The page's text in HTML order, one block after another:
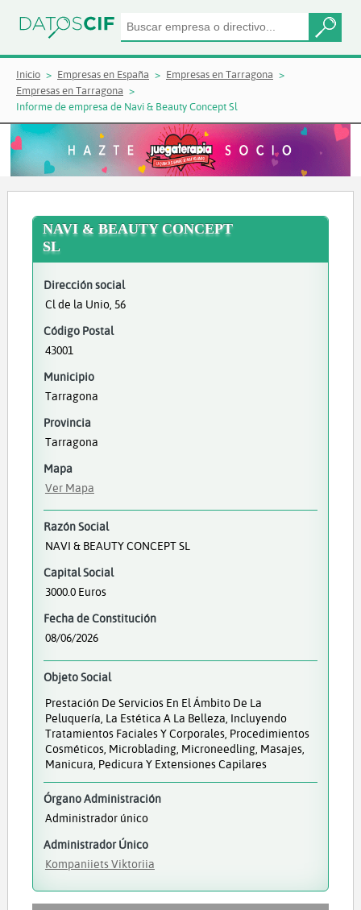
Inicio Empresas en España
Empresas en Tarragona
Empresas en Tarragona
Informe de empresa de Navi & Beauty Concept Sl
NAVI & BEAUTY CONCEPT
SL
Dirección social
Cl de la Unio, 56
Código Postal
43001
Municipio
Tarragona
Provincia
Tarragona
Mapa
Ver Mapa
Razón Social
NAVI & BEAUTY CONCEPT SL
Capital Social
3000.0 Euros
Fecha de Constitución
08/06/2026
Objeto Social
Prestación De Servicios En El Ámbito De La
Peluquería, La Estética A La Belleza, Incluyendo
Tratamientos Faciales Y Corporales, Procedimientos
Cosméticos, Microblading, Microneedling, Masajes,
Manicura, Pedicura Y Extensiones Capilares
Órgano Administración
Administrador único
Administrador Único
Kompaniiets Viktoriia